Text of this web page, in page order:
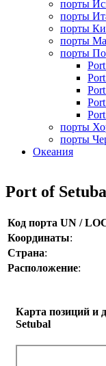
порты
порты
порты
порты
порты
порты
порты
Океания
Port of
Код порта UN /
Координаты:
Страна:
Расположение:
Карта позиций и
Setubal